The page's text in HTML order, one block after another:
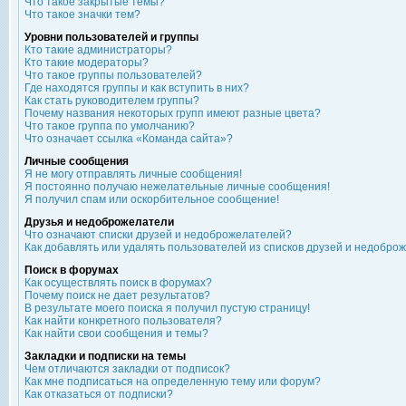
Что такое значки тем?
Уровни пользователей и группы
Кто такие администраторы?
Кто такие модераторы?
Что такое группы пользователей?
Где находятся группы и как вступить в них?
Как стать руководителем группы?
Почему названия некоторых групп имеют разные цвета?
Что такое группа по умолчанию?
Что означает ссылка «Команда сайта»?
Личные сообщения
Я не могу отправлять личные сообщения!
Я постоянно получаю нежелательные личные сообщения!
Я получил спам или оскорбительное сообщение!
Друзья и недоброжелатели
Что означают списки друзей и недоброжелателей?
Как добавлять или удалять пользователей из списков друзей и
Поиск в форумах
Как осуществлять поиск в форумах?
Почему поиск не дает результатов?
В результате моего поиска я получил пустую страницу!
Как найти конкретного пользователя?
Как найти свои сообщения и темы?
Закладки и подписки на темы
Чем отличаются закладки от подписок?
Как мне подписаться на определенную тему или форум?
Как отказаться от подписки?